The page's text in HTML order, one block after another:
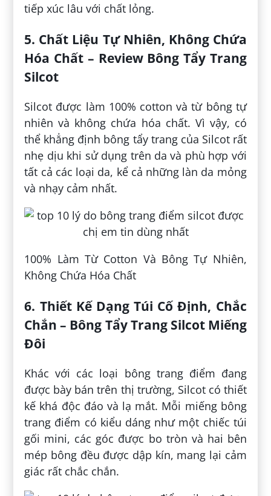
tiếp xúc lâu với chất lỏng.
5. Chất Liệu Tự Nhiên, Không Chứa
Hóa Chất – Review Bông Tẩy Trang
Silcot
Silcot được làm 100% cotton và từ bông tự
nhiên và không chứa hóa chất. Vì vậy, có
thể khẳng định bông tẩy trang của Silcot rất
nhẹ dịu khi sử dụng trên da và phù hợp với
tất cả các loại da, kể cả những làn da mỏng
và nhạy cảm nhất.
100% Làm Từ Cotton Và Bông Tự Nhiên,
Không Chứa Hóa Chất
6. Thiết Kế Dạng Túi Cố Định, Chắc
Chắn – Bông Tẩy Trang Silcot Miếng
Đôi
Khác với các loại bông trang điểm đang
được bày bán trên thị trường, Silcot có thiết
kế khá độc đáo và lạ mắt. Mỗi miếng bông
trang điểm có kiểu dáng như một chiếc túi
gối mini, các góc được bo tròn và hai bên
mép bông đều được dập kín, mang lại cảm
giác rất chắc chắn.